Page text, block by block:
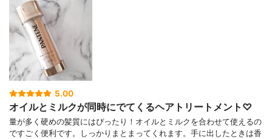
5.00
オイルとミルクが同時にでてくるヘアトリートメント♡
量が多く硬めの髪質にはぴったり！オイルとミルクを合わせて使えるの
ですごく便利です。しっかりまとまってくれます。手に出したときは香